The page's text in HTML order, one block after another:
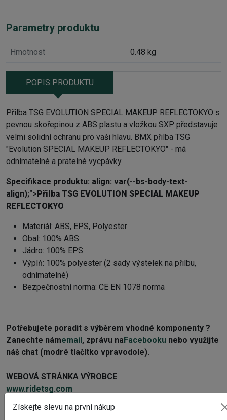
Parametry produktu
Hmotnost 0.48 kg
POPIS PRODUKTU
Přilba TSG EVOLUTION SPECIAL MAKEUP REFLECTOKYO s
pevnou skořepinou z ABS plastu a vložkou SXP představuje
velmi solidní ochranu pro vaši hlavu. BMX přilba TSG
"Evolution SPECIAL MAKEUP REFLECTOKYO" - má
odnímatelné a pratelné vycpávky.
Specifikace produktu: align: var(--bs-body-text-
align);"> Přilba TSG EVOLUTION SPECIAL MAKEUP
REFLECTOKYO
Materiál: ABS, EPS, Polyester
Obal: 100% ABS
Jádro: 100% EPS
Výplň: 100% polyester (2 sady výstelek na přilbu,
odnímatelné)
Bezpečnostní norma: CE EN 1078 norma
Potřebujete poradit s výběrem vhodné komponenty ?
Zanechte námemail , zprávu na Facebooku nebo využijte
náš chat (modré tlačítko vpravodole).
WEBOVÁ STRÁNKA VÝROBCE
www.ridetsg.com
Získejte slevu na první nákup